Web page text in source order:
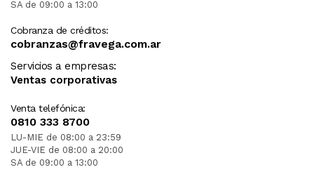
SA de 09:00 a 13:00
Cobranza de créditos:
cobranzas@fravega.com.ar
Servicios a empresas:
Ventas corporativas
Venta telefónica:
0810 333 8700
LU-MIE de 08:00 a 23:59
JUE-VIE de 08:00 a 20:00
SA de 09:00 a 13:00